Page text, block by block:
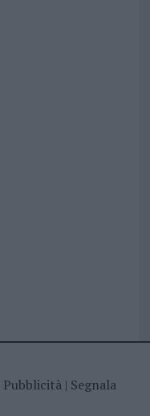
Pubblicità| Segnala